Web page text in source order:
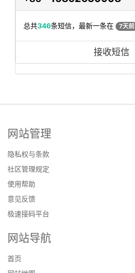
总共346条短信，最新一条在 7天前
接收短信
网站管理
隐私权与条款
社区管理规定
使用帮助
意见反馈
极速接码平台
网站导航
首页